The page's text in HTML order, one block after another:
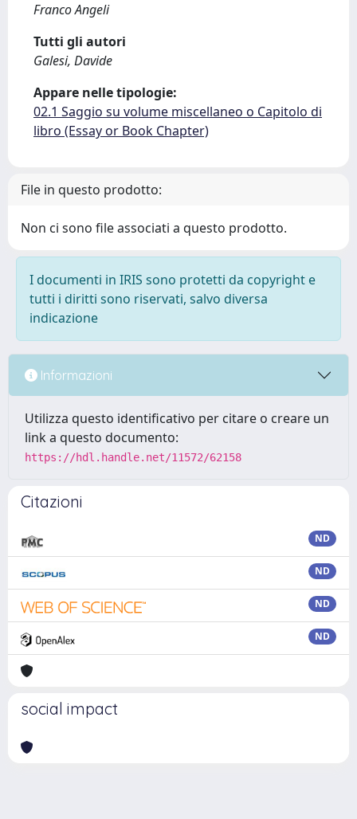
Franco Angeli
Tutti gli autori
Galesi, Davide
Appare nelle tipologie:
02.1 Saggio su volume miscellaneo o Capitolo di
libro (Essay or Book Chapter)
File in questo prodotto:
Non ci sono file associati a questo prodotto.
I documenti in IRIS sono protetti da copyright e
tutti i diritti sono riservati, salvo diversa
indicazione
Informazioni
Utilizza questo identificativo per citare o creare un
link a questo documento:
https://hdl.handle.net/11572/62158
Citazioni
ND
ND
ND
ND
social impact